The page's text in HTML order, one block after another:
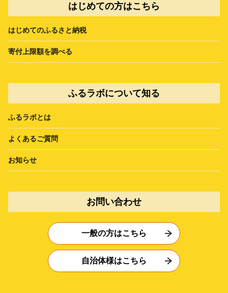
はじめての方はこちら
はじめてのふるさと納税
寄付上限額を調べる
ふるラボについて知る
ふるラボとは
よくあるご質問
お知らせ
お問い合わせ
一般の方はこちら
自治体様はこちら